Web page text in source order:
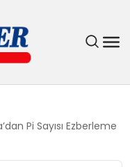
Pi Sayısı Ezberleme